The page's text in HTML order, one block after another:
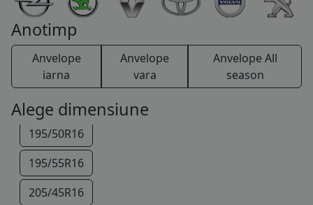
Anotimp
Anvelope
iarna
Anvelope
vara
Anvelope All
season
Alege dimensiune
185/60R15
185/65R15
195/55R15
195/45R16
195/50R16
195/55R16
205/45R16